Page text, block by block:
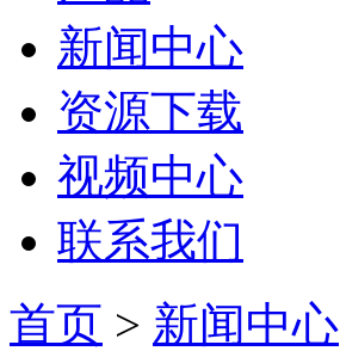
新闻中心
资源下载
视频中心
联系我们
首页 > 新闻中心